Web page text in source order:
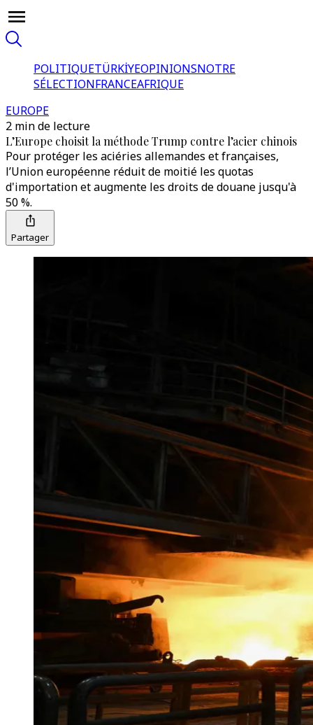
POLITIQUETÜRKİYEOPINIONSNOTRE
SÉLECTIONFRANCEAFRIQUE
EUROPE
2 min de lecture
L’Europe choisit la méthode Trump contre l’acier chinois
Pour protéger les aciéries allemandes et françaises,
l’Union européenne réduit de moitié les quotas
d'importation et augmente les droits de douane jusqu'à
50 %.
Partager